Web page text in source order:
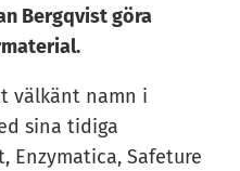
Bergqvist göra
välkänt namn i
sina tidiga
Enzymatica, Safeture